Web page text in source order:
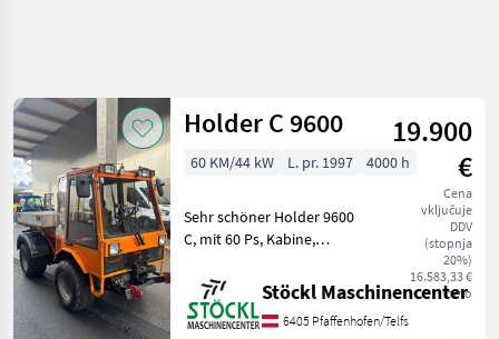
Holder C 9600
19.900
€
Cena
vključuje
DDV
(stopnja
20%)
16.583,33 €
neto
60 KM/44 kW L. pr. 1997 4000 h
Sehr schöner Holder 9600
C, mit 60 Ps, Kabine,
Kipperbrücke,
Fronthydraulik , Service
und Gutachten Neu. (A)
Stöckl Maschinencenter
6405 Pfaffenhofen/Telfs